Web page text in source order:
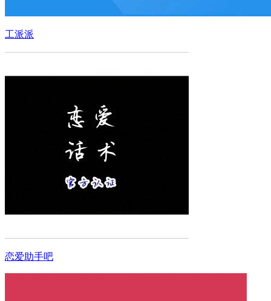
工派派
恋爱助手吧